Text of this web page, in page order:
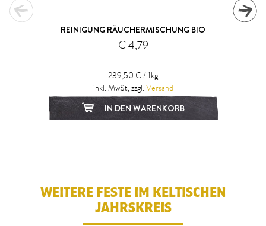
REINIGUNG RÄUCHERMISCHUNG BIO
€ 4,79
239,50 € / 1kg
inkl. MwSt, zzgl. Versand
IN DEN WARENKORB
WEITERE FESTE IM KELTISCHEN
JAHRSKREIS